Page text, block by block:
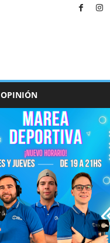
OPINIÓN